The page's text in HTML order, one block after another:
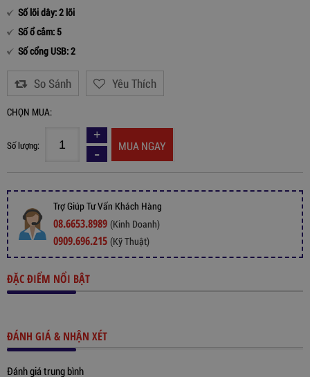
Số lõi dây: 2 lõi
Số ổ cắm: 5
Số cổng USB: 2
So Sánh Yêu Thích
CHỌN MUA:
Số lượng: MUA NGAY
Trợ Giúp Tư Vấn Khách Hàng
08.6653.8989 (Kinh Doanh)
0909.696.215 (Kỹ Thuật)
ĐẶC ĐIỂM NỔI BẬT
ĐÁNH GIÁ & NHẬN XÉT
Đánh giá trung bình